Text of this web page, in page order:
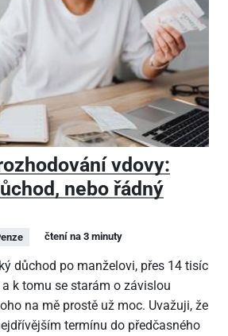
vdovy:
nebo řádný
čtení na 3 minuty
důchod po manželovi, přes 14 tisíc
k tomu se starám o závislou
na mě prostě už moc. Uvažuji, že
termínu do předčasného